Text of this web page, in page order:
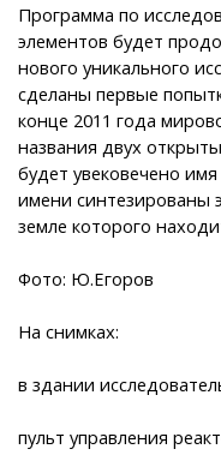
Программа по
элементов будет
нового уникального
сделаны первые
конце 2011 года
названия двух
будет увековечено
имени синтезированы
земле которого
Фото: Ю.Егоров
На снимках:
в здании
пульт управления